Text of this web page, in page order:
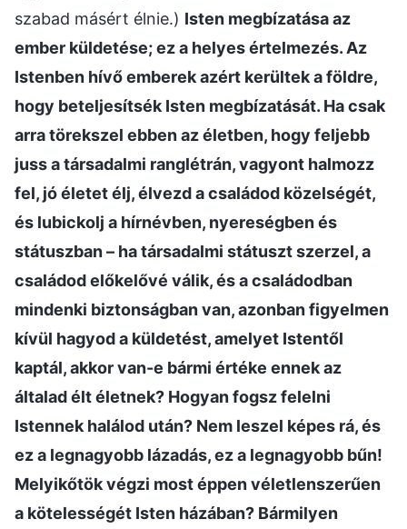
szabad másért élnie.) Isten megbízatása az
ember küldetése; ez a helyes értelmezés. Az
Istenben hívő emberek azért kerültek a földre,
hogy beteljesítsék Isten megbízatását. Ha csak
arra törekszel ebben az életben, hogy feljebb
juss a társadalmi ranglétrán, vagyont halmozz
fel, jó életet élj, élvezd a családod közelségét,
és lubickolj a hírnévben, nyereségben és
státuszban – ha társadalmi státuszt szerzel, a
családod előkelővé válik, és a családodban
mindenki biztonságban van, azonban figyelmen
kívül hagyod a küldetést, amelyet Istentől
kaptál, akkor van-e bármi értéke ennek az
általad élt életnek? Hogyan fogsz felelni
Istennek halálod után? Nem leszel képes rá, és
ez a legnagyobb lázadás, ez a legnagyobb bűn!
Melyikőtök végzi most éppen véletlenszerűen
a kötelességét Isten házában? Bármilyen